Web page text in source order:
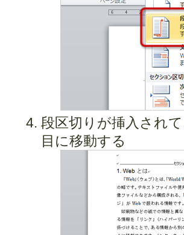
段区切りが挿入され
目に移動する